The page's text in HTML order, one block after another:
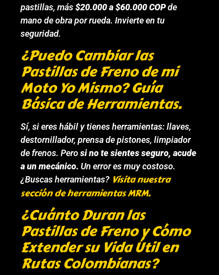
pastillas, más$20.000 a $60.000 COPde
mano de obra por rueda. Invierte en tu
seguridad.
¿Puedo Cambiar las
Pastillas de Freno de mi
Moto Yo Mismo? Guía
Básica de Herramientas.
Sí, si eres hábil y tienes herramientas: llaves,
destornillador, prensa de pistones, limpiador
de frenos. Perosi no te sientes seguro, acude
a un mecánico. Un error es muy costoso.
¿Buscas herramientas? Visita nuestra
sección de herramientas MRM.
¿Cuánto Duran las
Pastillas de Freno y Cómo
Extender su Vida Útil en
Rutas Colombianas?